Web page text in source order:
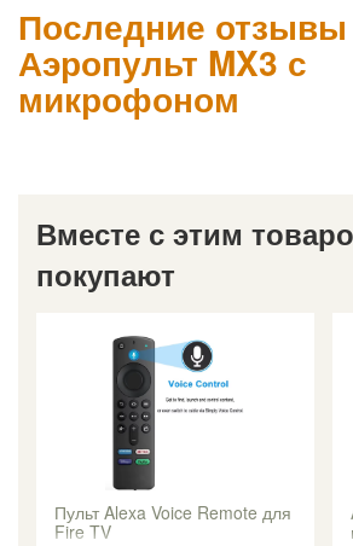
Последние
Аэропульт MX3 с
микрофоном
Вместе с этим
покупают
Пульт Alexa Voice Remote для
Fire TV